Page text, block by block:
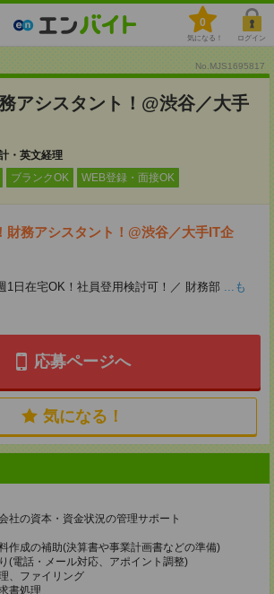
0
気になる！ ログイン
No.MJS1695817
アシスタント！@渋谷／大手
・英文経理
ブランクOK WEB登録・面接OK
財務アシスタント！@渋谷／大手IT企
1日在宅OK！社員登用検討可！／ 財務部 ...も
応募ページへ
気になる！
社の資本・資金状況の管理サポート
作成の補助(決算書や事業計画書などの準備)
(電話・メール対応、アポイント調整)
、ファイリング
書処理